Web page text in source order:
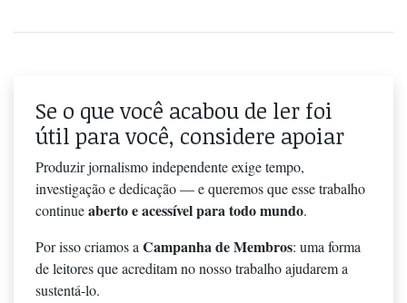
Se o que você acabou de ler foi
útil para você, considere apoiar
Produzir jornalismo independente exige tempo,
investigação e dedicação — e queremos que esse trabalho
continueaberto e acessível para todo mundo.
Por isso criamos aCampanha de Membros: uma forma
de leitores que acreditam no nosso trabalho ajudarem a
sustentá-lo.